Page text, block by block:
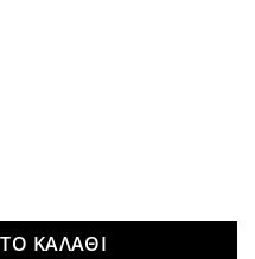
Vitamino Color Spectrum
ΚΑΛΆΘΙ